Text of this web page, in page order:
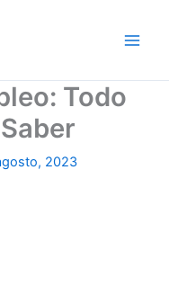
Todo
2023